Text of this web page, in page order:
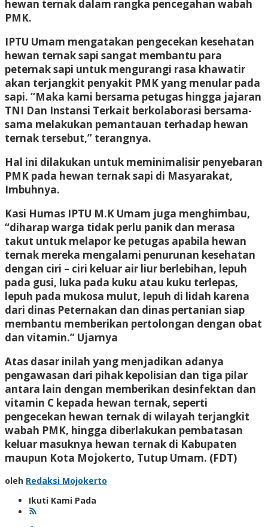
hewan ternak dalam rangka pencegahan wabah
PMK.
IPTU Umam mengatakan pengecekan kesehatan
hewan ternak sapi sangat membantu para
peternak sapi untuk mengurangi rasa khawatir
akan terjangkit penyakit PMK yang menular pada
sapi. “Maka kami bersama petugas hingga jajaran
TNI Dan Instansi Terkait berkolaborasi bersama-
sama melakukan pemantauan terhadap hewan
ternak tersebut,” terangnya.
Hal ini dilakukan untuk meminimalisir penyebaran
PMK pada hewan ternak sapi di Masyarakat,
Imbuhnya.
Kasi Humas IPTU M.K Umam juga menghimbau,
“diharap warga tidak perlu panik dan merasa
takut untuk melapor ke petugas apabila hewan
ternak mereka mengalami penurunan kesehatan
dengan ciri – ciri keluar air liur berlebihan, lepuh
pada gusi, luka pada kuku atau kuku terlepas,
lepuh pada mukosa mulut, lepuh di lidah karena
dari dinas Peternakan dan dinas pertanian siap
membantu memberikan pertolongan dengan obat
dan vitamin.” Ujarnya
Atas dasar inilah yang menjadikan adanya
pengawasan dari pihak kepolisian dan tiga pilar
antara lain dengan memberikan desinfektan dan
vitamin C kepada hewan ternak, seperti
pengecekan hewan ternak di wilayah terjangkit
wabah PMK, hingga diberlakukan pembatasan
keluar masuknya hewan ternak di Kabupaten
maupun Kota Mojokerto, Tutup Umam. (FDT)
oleh Redaksi Mojokerto
Ikuti Kami Pada